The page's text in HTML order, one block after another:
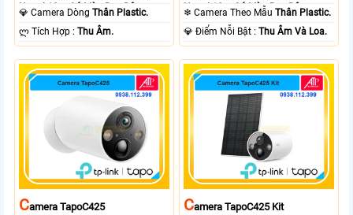
Ngoại 10m Có Màu Ban Ðêm.
💎 Camera DòngThân Plastic.
️ლ Tích Hợp :Thu Âm.
Ngoại 10m Có Màu Ban Ðêm.
❄ Camera Theo MẫuThân Plastic.
️💎 Điểm Nỗi Bật :Thu Âm Và Loa.
CAmera TapoC425 CAmera TapoC425 Kit